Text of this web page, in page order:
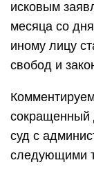
исковым
месяца со
иному лицу
свобод и
сокращенный
суд с
следующими